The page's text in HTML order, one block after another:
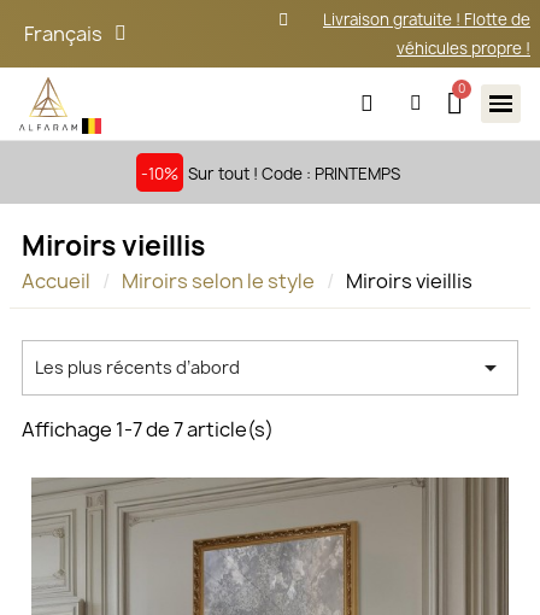
Français
Livraison gratuite ! Flotte de
véhicules propre !
-10% Sur tout ! Code : PRINTEMPS
Miroirs vieillis
Accueil Miroirs selon le style Miroirs vieillis
Les plus récents d’abord 
Affichage 1-7 de 7 article(s)